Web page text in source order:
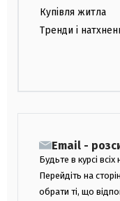
Купівля житла
Тренди і
Email -
Будьте в курсі
Перейдіть на
обрати ті, що